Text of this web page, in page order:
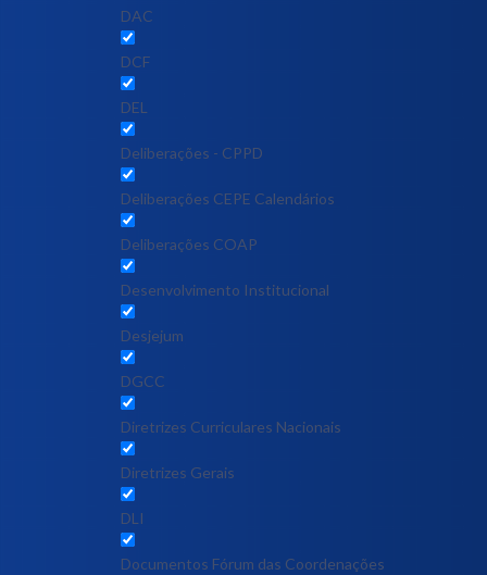
DAC
DCF
DEL
Deliberações - CPPD
Deliberações CEPE Calendários
Deliberações COAP
Desenvolvimento Institucional
Desjejum
DGCC
Diretrizes Curriculares Nacionais
Diretrizes Gerais
DLI
Documentos Fórum das Coordenações